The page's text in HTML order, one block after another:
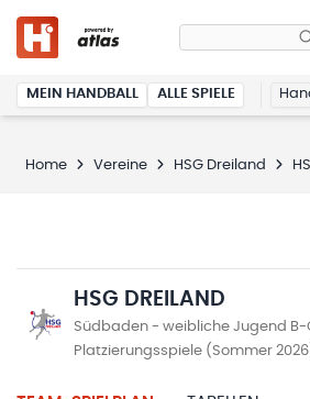
MEIN HANDBALL ALLE SPIELE
Home Vereine HSG Dreiland
HSG DREILAND
Südbaden - weibliche Jugend B-
Platzierungsspiele (Sommer